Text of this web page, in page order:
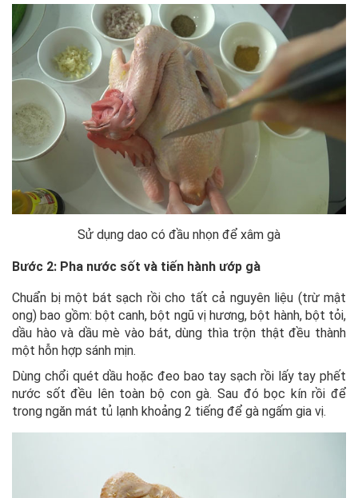
Sử dụng dao có đầu nhọn để xâm gà
Bước 2: Pha nước sốt và tiến hành ướp gà
Chuẩn bị một bát sạch rồi cho tất cả nguyên liệu (trừ mật
ong) bao gồm: bột canh, bột ngũ vị hương, bột hành, bột tỏi,
dầu hào và dầu mè vào bát, dùng thìa trộn thật đều thành
một hỗn hợp sánh mịn.
Dùng chổi quét dầu hoặc đeo bao tay sạch rồi lấy tay phết
nước sốt đều lên toàn bộ con gà. Sau đó bọc kín rồi để
trong ngăn mát tủ lạnh khoảng 2 tiếng để gà ngấm gia vị.